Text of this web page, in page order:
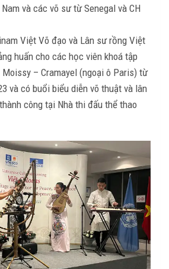
và các võ sư từ Senegal và CH
Việt Võ đạo và Lân sư rồng Việt
huấn cho các học viên khoá tập
– Cramayel (ngoại ô Paris) từ
và có buổi biểu diễn võ thuật và lân
công tại Nhà thi đấu thể thao